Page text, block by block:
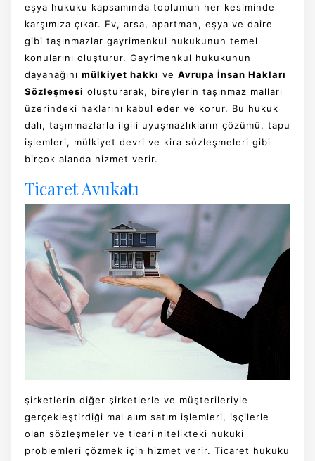
eşya hukuku kapsamında toplumun her kesiminde
karşımıza çıkar. Ev, arsa, apartman, eşya ve daire
gibi taşınmazlar gayrimenkul hukukunun temel
konularını oluşturur. Gayrimenkul hukukunun
dayanağını mülkiyet hakkı ve Avrupa İnsan Hakları
Sözleşmesi oluşturarak, bireylerin taşınmaz malları
üzerindeki haklarını kabul eder ve korur. Bu hukuk
dalı, taşınmazlarla ilgili uyuşmazlıkların çözümü, tapu
işlemleri, mülkiyet devri ve kira sözleşmeleri gibi
birçok alanda hizmet verir.
Ticaret Avukatı
şirketlerin diğer şirketlerle ve müşterileriyle
gerçekleştirdiği mal alım satım işlemleri, işçilerle
olan sözleşmeler ve ticari nitelikteki hukuki
problemleri çözmek için hizmet verir. Ticaret hukuku